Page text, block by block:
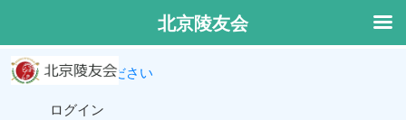
ログインしてください
ログイン
北京陵友会